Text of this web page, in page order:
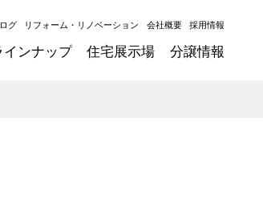
グ リフォーム・リノベーション 会社概要 採用情報
インナップ 住宅展示場 分譲情報